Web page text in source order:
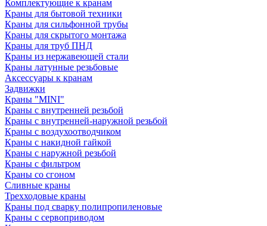
Комплектующие к кранам
Краны для бытовой техники
Краны для сильфонной трубы
Краны для скрытого монтажа
Краны для труб ПНД
Краны из нержавеющей стали
Краны латунные резьбовые
Аксессуары к кранам
Задвижки
Краны "MINI"
Краны с внутренней резьбой
Краны с внутренней-наружной резьбой
Краны с воздухоотводчиком
Краны с накидной гайкой
Краны с наружной резьбой
Краны с фильтром
Краны со сгоном
Сливные краны
Трехходовые краны
Краны под сварку полипропиленовые
Краны с сервоприводом